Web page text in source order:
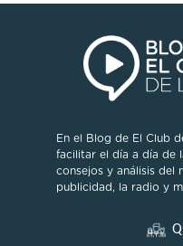
En el Blog de El Club
facilitar el día a día de
consejos y análisis del
publicidad, la radio y